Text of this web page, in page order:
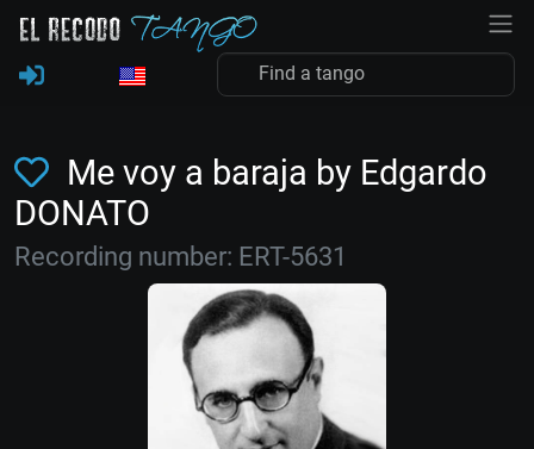
Me voy a baraja by Edgardo
DONATO
Recording number: ERT-5631